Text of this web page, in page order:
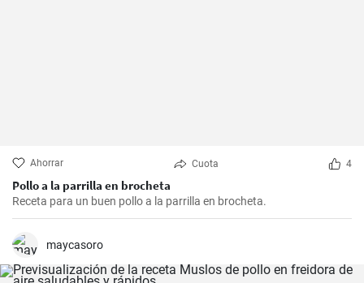
Ahorrar Cuota 4
Pollo a la parrilla en brocheta
Receta para un buen pollo a la parrilla en brocheta.
maycasoro